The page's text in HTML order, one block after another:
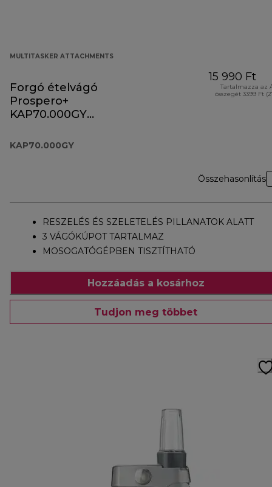
MULTITASKER ATTACHMENTS
Forgó ételvágó
Prospero+
KAP70.000GY
KAP70.000GY
15 990 Ft
Tartalmazza az
összegét 3399 Ft
Összehasonlítás
RESZELÉS ÉS SZELETELÉS PILLANATOK ALATT
3 VÁGÓKÚPOT TARTALMAZ
MOSOGATÓGÉPBEN TISZTÍTHATÓ
Hozzáadás a kosárhoz
Tudjon meg többet